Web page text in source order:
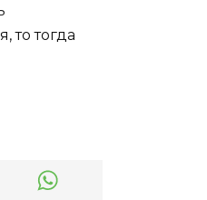
то тогда